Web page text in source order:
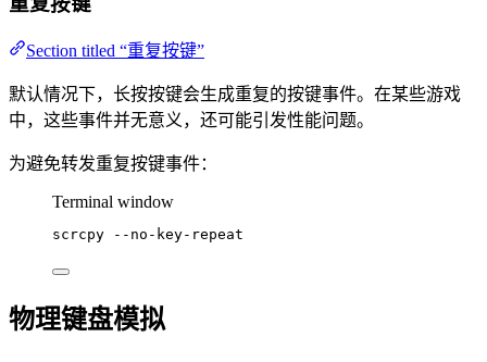
Section titled “重复按键”
默认情况下，长按按键会生成重复的按键事件。在某些游戏
中，这些事件并无意义，还可能引发性能问题。
为避免转发重复按键事件：
Terminal window
scrcpy --no-key-repeat
物理键盘模拟